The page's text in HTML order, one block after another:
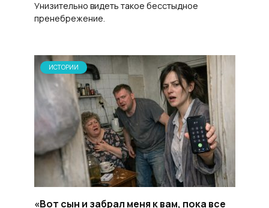
Унизительно видеть такое бесстыдное
пренебрежение.
ИСТОРИИ
«Вот сын и забрал меня к вам, пока все